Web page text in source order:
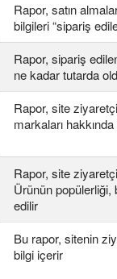
Rapor, satın
bilgileri “sipariş
Rapor, sipariş
ne kadar tutarda
Rapor, site
markaları
Rapor, site
Ürünün popülerliği,
edilir
Bu rapor, sitenin
bilgi içerir